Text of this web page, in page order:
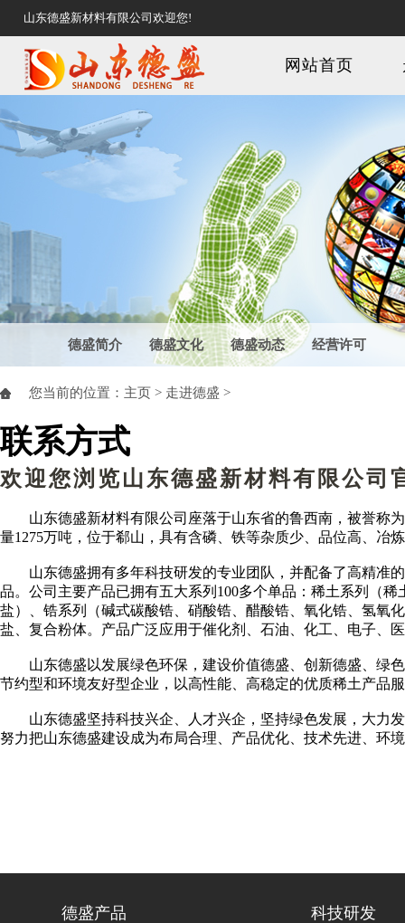
山东德盛新材料有限公司欢迎您!
网站首页
德盛简介 德盛文化 德盛动态 经营许可
您当前的位置： 主页 > 走进德盛 >
联系方式
欢迎您浏览山东德盛新材料有限公司
山东德盛新材料有限公司座落于山东省的鲁西南，被誉称
量1275万吨，位于郗山，具有含磷、铁等杂质少、品位高、冶
山东德盛拥有多年科技研发的专业团队，并配备了高精准
品。公司主要产品已拥有五大系列100多个单品：稀土系列（
盐）、锆系列（碱式碳酸锆、硝酸锆、醋酸锆、氧化锆、氢氧
盐、复合粉体。产品广泛应用于催化剂、石油、化工、电子、
山东德盛以发展绿色环保，建设价值德盛、创新德盛、绿
节约型和环境友好型企业，以高性能、高稳定的优质稀土产品
山东德盛坚持科技兴企、人才兴企，坚持绿色发展，大力
努力把山东德盛建设成为布局合理、产品优化、技术先进、环
德盛产品 科技研发